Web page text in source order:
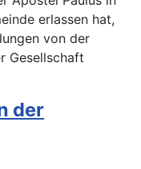
erlassen hat,
von der
Gesellschaft
der